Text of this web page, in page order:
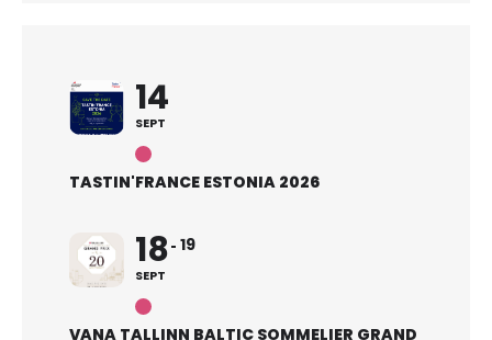
14
SEPT
TASTIN'FRANCE ESTONIA 2026
18
SEPT
19
VANA TALLINN BALTIC SOMMELIER GRAND